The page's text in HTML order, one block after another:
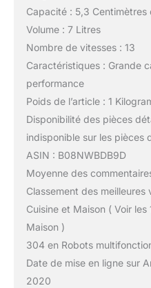
Capacité : 5,3 Centimètres
Volume : 7 Litres
Nombre de vitesses : 13
Caractéristiques : Grande
performance
Poids de l’article : 1
Disponibilité des pièces
indisponible sur les pièces
ASIN : B08NWBDB9D
Moyenne des
Classement des meilleures
Cuisine et Maison ( Voir
Maison )
304 en Robots
Date de mise en ligne sur
2020